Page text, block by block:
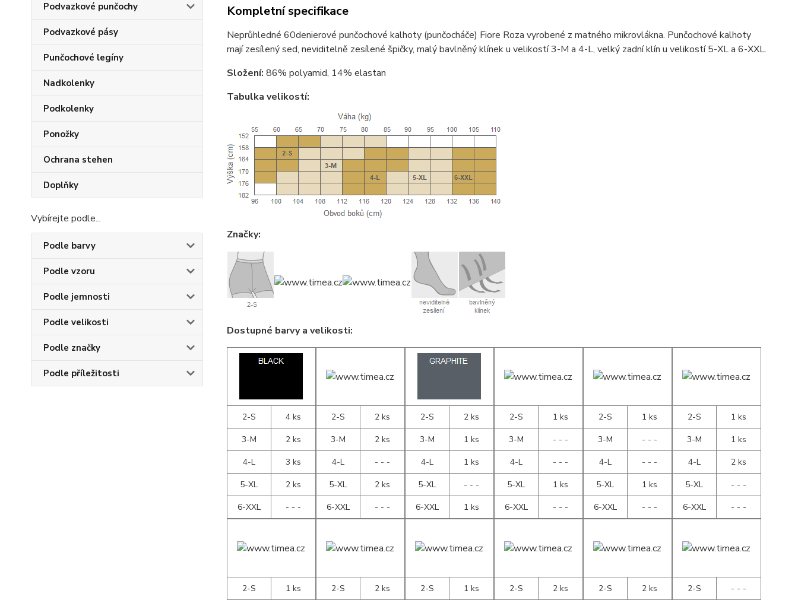
Podvazkové punčochy
Podvazkové pásy
Punčochové legíny
Nadkolenky
Podkolenky
Ponožky
Ochrana stehen
Doplňky
Vybírejte podle...
Podle barvy
Podle vzoru
Podle jemnosti
Podle velikosti
Podle značky
Podle příležitosti
Kompletní specifikace
Neprůhledné 60denierové punčochové kalhoty (punčocháče) Fiore Roza vyrobené z matného mikrovlákna. Punčochové kalhoty
mají zesílený sed, neviditelně zesílené špičky, malý bavlněný klínek u velikostí 3-M a 4-L, velký zadní klín u velikostí 5-XL a 6-XXL.
Složení: 86% polyamid, 14% elastan
Tabulka velikostí:
Značky:
Dostupné barvy a velikosti:
2-S
4 ks
3-M
2 ks
4-L
3 ks
5-XL
2 ks
6-XXL
- - -
2-S
2 ks
3-M
2 ks
4-L
- - -
5-XL
2 ks
6-XXL
- - -
2-S
2 ks
3-M
1 ks
4-L
1 ks
5-XL
- - -
6-XXL
1 ks
2-S
1 ks
3-M
- - -
4-L
- - -
5-XL
1 ks
6-XXL
- - -
2-S
1 ks
3-M
- - -
4-L
- - -
5-XL
1 ks
6-XXL
- - -
2-S
1 ks
3-M
1 ks
4-L
2 ks
5-XL
- - -
6-XXL
- - -
2-S
1 ks
2-S
2 ks
2-S
1 ks
2-S
2 ks
2-S
2 ks
2-S
- - -